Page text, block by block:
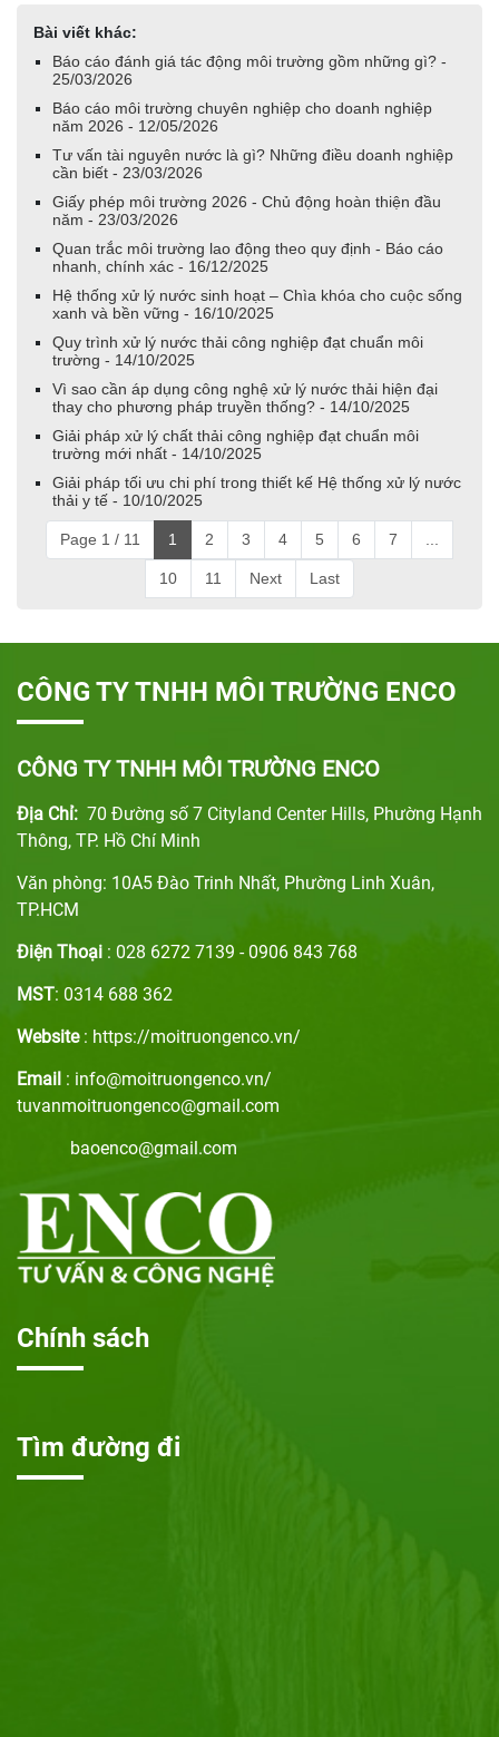
Bài viết khác:
Báo cáo đánh giá tác động môi trường gồm những gì? -
25/03/2026
Báo cáo môi trường chuyên nghiệp cho doanh nghiệp
năm 2026 - 12/05/2026
Tư vấn tài nguyên nước là gì? Những điều doanh nghiệp
cần biết - 23/03/2026
Giấy phép môi trường 2026 - Chủ động hoàn thiện đầu
năm - 23/03/2026
Quan trắc môi trường lao động theo quy định - Báo cáo
nhanh, chính xác - 16/12/2025
Hệ thống xử lý nước sinh hoạt – Chìa khóa cho cuộc sống
xanh và bền vững - 16/10/2025
Quy trình xử lý nước thải công nghiệp đạt chuẩn môi
trường - 14/10/2025
Vì sao cần áp dụng công nghệ xử lý nước thải hiện đại
thay cho phương pháp truyền thống? - 14/10/2025
Giải pháp xử lý chất thải công nghiệp đạt chuẩn môi
trường mới nhất - 14/10/2025
Giải pháp tối ưu chi phí trong thiết kế Hệ thống xử lý nước
thải y tế - 10/10/2025
Page 1 / 11 1 2 3 4 5 6 7
10 11 Next Last
CÔNG TY TNHH MÔI TRƯỜNG ENCO
CÔNG TY TNHH MÔI TRƯỜNG ENCO
Địa Chỉ: 70 Đường số 7 Cityland Center Hills, Phường Hạnh
Thông, TP. Hồ Chí Minh
Văn phòng: 10A5 Đào Trinh Nhất, Phường Linh Xuân,
TP.HCM
Điện Thoại : 028 6272 7139 - 0906 843 768
MST: 0314 688 362
Website: https://moitruongenco.vn/
Email : info@moitruongenco.vn/
tuvanmoitruongenco@gmail.com
baoenco@gmail.com
Chính sách
Tìm đường đi